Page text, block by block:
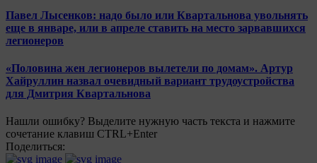
Павел Лысенков: надо было или Квартальнова увольнять
еще в январе, или в апреле ставить на место зарвавшихся
легионеров
«Половина жен легионеров вылетели по домам». Артур
Хайруллин назвал очевидный вариант трудоустройства
для Дмитрия Квартальнова
Нашли ошибку? Выделите нужную часть текста и нажмите
сочетание клавиш CTRL+Enter
Поделиться: